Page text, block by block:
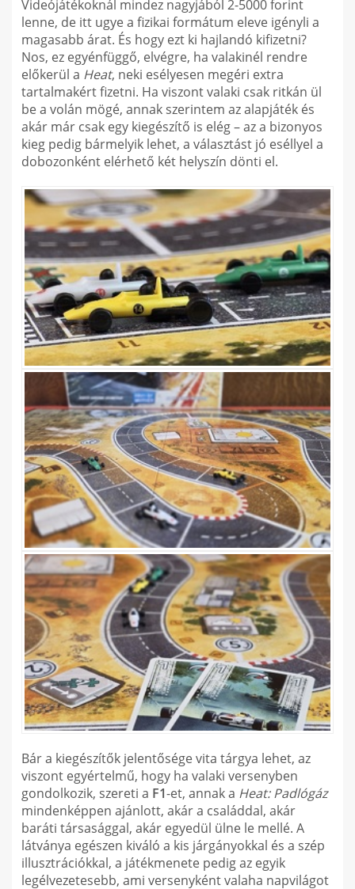
Videójátékoknál mindez nagyjából 2-5000 forint
lenne, de itt ugye a fizikai formátum eleve igényli a
magasabb árat. És hogy ezt ki hajlandó kifizetni?
Nos, ez egyénfüggő, elvégre, ha valakinél rendre
előkerül a Heat, neki esélyesen megéri extra
tartalmakért fizetni. Ha viszont valaki csak ritkán ül
be a volán mögé, annak szerintem az alapjáték és
akár már csak egy kiegészítő is elég – az a bizonyos
kieg pedig bármelyik lehet, a választást jó eséllyel a
dobozonként elérhető két helyszín dönti el.
Bár a kiegészítők jelentősége vita tárgya lehet, az
viszont egyértelmű, hogy ha valaki versenyben
gondolkozik, szereti a F1-et, annak a Heat: Padlógáz
mindenképpen ajánlott, akár a családdal, akár
baráti társasággal, akár egyedül ülne le mellé. A
látványa egészen kiváló a kis járgányokkal és a szép
illusztrációkkal, a játékmenete pedig az egyik
legélvezetesebb, ami versenyként valaha napvilágot